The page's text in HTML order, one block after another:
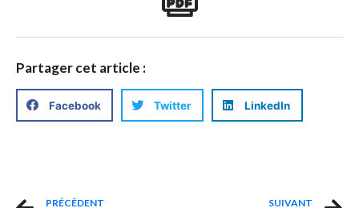
Partager cet article :
Facebook Twitter LinkedIn
PRÉCÉDENT SUIVANT